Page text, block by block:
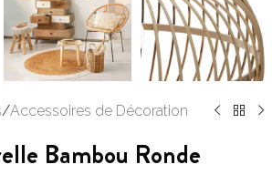
/Accessoires de Décoration
Bambou Ronde